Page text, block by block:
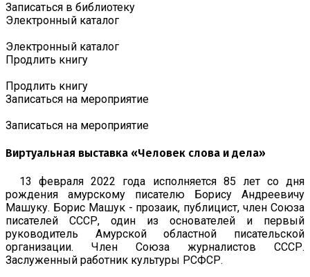
Записаться в библиотеку
Электронный каталог
Электронный каталог
Продлить книгу
Продлить книгу
Записаться на мероприятие
Записаться на мероприятие
Виртуальная выставка «Человек слова и дела»
13 февраля 2022 года исполняется 85 лет со дня
рождения амурскому писателю Борису Андреевичу
Машуку. Борис Машук - прозаик, публицист, член Союза
писателей СССР, один из основателей и первый
руководитель Амурской областной писательской
организации. Член Союза журналистов СССР.
Заслуженный работник культуры РСФСР.